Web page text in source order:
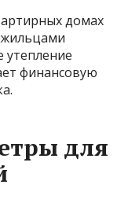
домах
жильцами
финансовую
для